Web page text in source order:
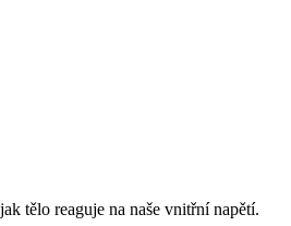
tělo reaguje na naše vnitřní napětí.